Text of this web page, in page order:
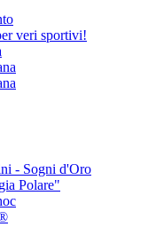
veri sportivi!
- Sogni d'Oro
Polare"